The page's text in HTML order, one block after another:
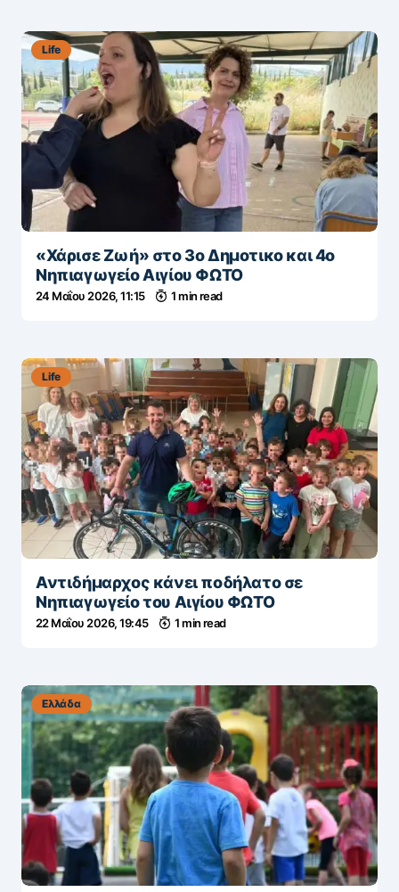
Life
«Χάρισε Ζωή» στο 3ο Δημοτικο και 4ο
Νηπιαγωγείο Αιγίου ΦΩΤΟ
24 Μαΐου 2026, 11:15 1 min read
Life
Αντιδήμαρχος κάνει ποδήλατο σε
Νηπιαγωγείο του Αιγίου ΦΩΤΟ
22 Μαΐου 2026, 19:45 1 min read
Ελλάδα